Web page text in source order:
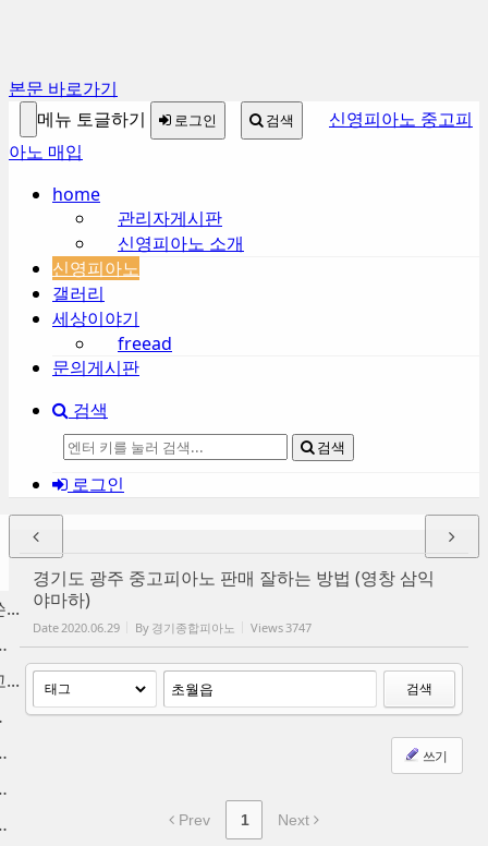
본문 바로가기
메뉴 토글하기
로그인 검색
신영피아노 중고피
아노 매입
home
관리자게시판
신영피아노 소개
신영피아노
갤러리
세상이야기
freead
문의게시판
검색
검색
로그인
경기도 광주 중고피아노 판매 잘하는 방법 (영창 삼익
야마하)
Date2020.06.29 By 경기종합피아노 Views3747
검색
쓰기
Prev 1 Next
...
동 고...
...
...
중고피...
, 신도...
, 사당...